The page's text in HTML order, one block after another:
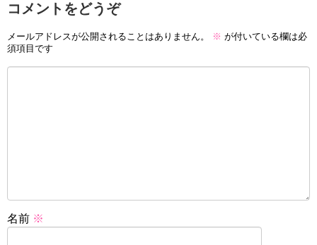
コメントをどうぞ
メールアドレスが公開されることはありません。 ※ が付いている欄は必
須項目です
名前 ※